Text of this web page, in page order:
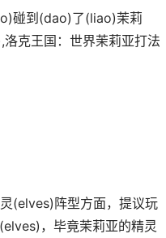
碰到(dao)了(liao)茉莉
克王国：世界茉莉亚打法
(elves)阵型方面，提议玩
，毕竟茉莉亚的精灵